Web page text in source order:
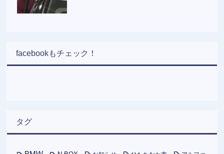
facebookもチェック！
タグ